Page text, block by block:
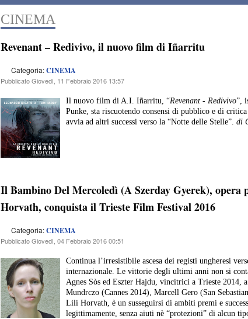
CINEMA
Revenant – Redivivo, il nuovo film di Iñarritu
Categoria:CINEMA
Pubblicato Giovedì, 11 Febbraio 2016 13:57
Il nuovo film di A.I. Iñarritu, “Revenant - Redivivo”,
Punke, sta riscuotendo consensi di pubblico e di
avvia ad altri successi verso la “Notte delle Stelle”. di
Il Bambino Del Mercoledì (A Szerday Gyerek), opera
Horvath, conquista il Trieste Film Festival 2016
Categoria:CINEMA
Pubblicato Giovedì, 04 Febbraio 2016 00:51
Continua l’irresistibile ascesa dei registi ungheresi
internazionale. Le vittorie degli ultimi anni non si
Agnes Sòs ed Eszter Hajdu, vincitrici a Trieste 2014,
Mundrczo (Cannes 2014), Marcell Gero (San
Lili Horvath, è un susseguirsi di ambiti premi e
legittimamente, senza aiuti nè “protezioni” di alcun